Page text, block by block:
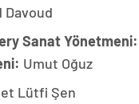
Davoud
Sanat Yönetmeni:
Umut Oğuz
Lütfi Şen